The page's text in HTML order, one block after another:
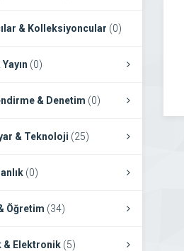
& Kolleksiyoncular (0)
Yayın (0)
& Denetim (0)
& Teknoloji (25)
(0)
Öğretim (34)
& Elektronik (5)